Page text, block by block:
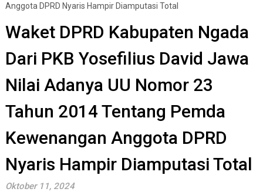
Anggota DPRD Nyaris Hampir Diamputasi Total
Waket DPRD Kabupaten Ngada
Dari PKB Yosefilius David Jawa
Nilai Adanya UU Nomor 23
Tahun 2014 Tentang Pemda
Kewenangan Anggota DPRD
Nyaris Hampir Diamputasi Total
Oktober 11, 2024